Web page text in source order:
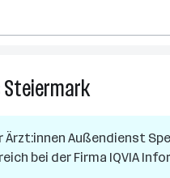
SteiermarkMehr
Jobs
in
Außendienst
bei der Firma IQVIA